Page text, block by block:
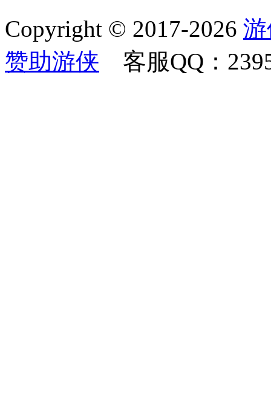
Copyright © 2017-2026
赞助游侠 客服QQ：